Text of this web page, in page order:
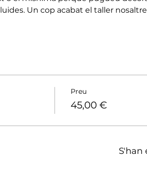
Un cop acabat el taller
Preu
45,00 €
S'han